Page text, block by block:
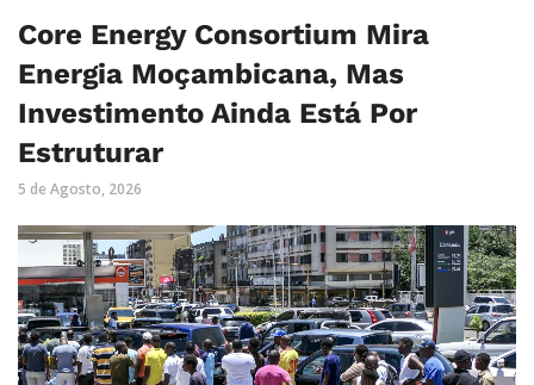
Core Energy Consortium Mira
Energia Moçambicana, Mas
Investimento Ainda Está Por
Estruturar
5 de Agosto, 2026